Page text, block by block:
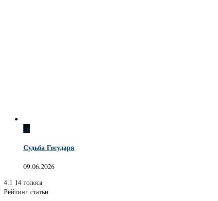
16
Судьба Государя
09.06.2026
4.1 14 голоса
Рейтинг статьи